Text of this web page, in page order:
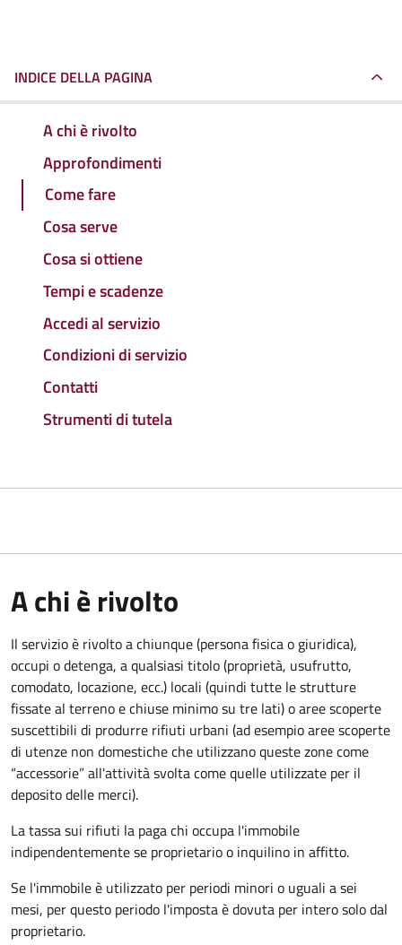
INDICE DELLA PAGINA
A chi è rivolto
Approfondimenti
Come fare
Cosa serve
Cosa si ottiene
Tempi e scadenze
Accedi al servizio
Condizioni di servizio
Contatti
Strumenti di tutela
A chi è rivolto
Il servizio è rivolto a chiunque (persona fisica o giuridica),
occupi o detenga, a qualsiasi titolo (proprietà, usufrutto,
comodato, locazione, ecc.) locali (quindi tutte le strutture
fissate al terreno e chiuse minimo su tre lati) o aree scoperte
suscettibili di produrre rifiuti urbani (ad esempio aree scoperte
di utenze non domestiche che utilizzano queste zone come
“accessorie” all'attività svolta come quelle utilizzate per il
deposito delle merci).
La tassa sui rifiuti la paga chi occupa l'immobile
indipendentemente se proprietario o inquilino in affitto.
Se l'immobile è utilizzato per periodi minori o uguali a sei
mesi, per questo periodo l'imposta è dovuta per intero solo dal
proprietario.